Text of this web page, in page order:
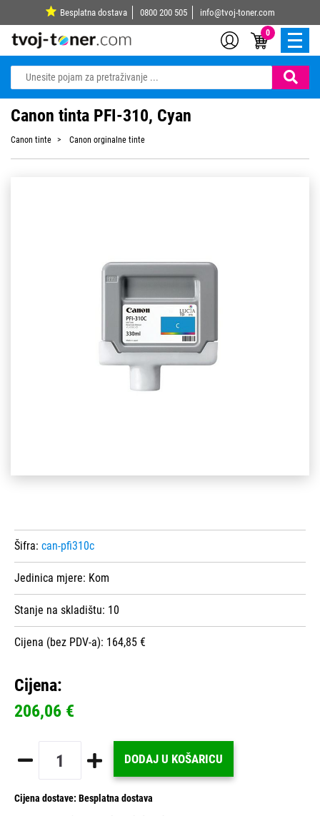
Besplatna dostava 0800 200 505 info@tvoj-toner.com
0
Canon tinta PFI-310, Cyan
Canon tinte Canon orginalne tinte
Šifra: can-pfi310c
Jedinica mjere: Kom
Stanje na skladištu: 10
Cijena (bez PDV-a): 164,85 €
Cijena:
206,06 €
DODAJ U KOŠARICU
Cijena dostave: Besplatna dostava